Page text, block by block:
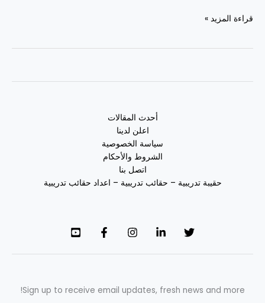
قراءة المزيد »
أحدث المقالات
اعلن لدينا
سياسة الخصوصية
الشروط والأحكام
اتصل بنا
حقيبة تدريبية – حقائب تدريبية – اعداد حقائب تدريبية
Sign up to receive email updates, fresh news and more!